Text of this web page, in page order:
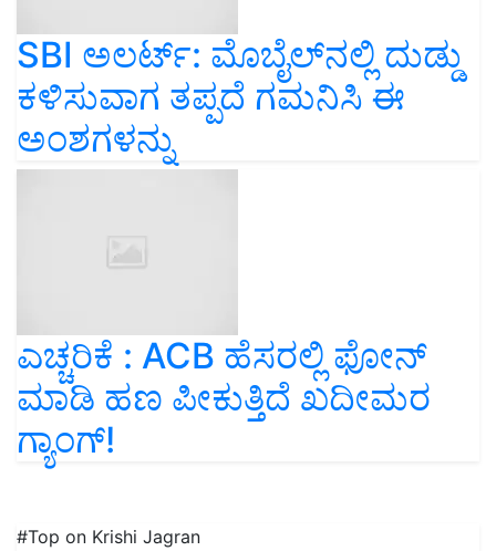
SBI ಅಲರ್ಟ್‌: ಮೊಬೈಲ್‌ನಲ್ಲಿ ದುಡ್ಡು
ಕಳಿಸುವಾಗ ತಪ್ಪದೆ ಗಮನಿಸಿ ಈ
ಅಂಶಗಳನ್ನು
ಎಚ್ಚರಿಕೆ : ACB ಹೆಸರಲ್ಲಿ ಫೋನ್
ಮಾಡಿ ಹಣ ಪೀಕುತ್ತಿದೆ ಖದೀಮರ
ಗ್ಯಾಂಗ್!
#Top on Krishi Jagran